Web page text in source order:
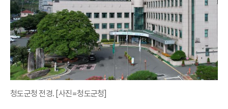
청도군청 전경. [사진=청도군청]